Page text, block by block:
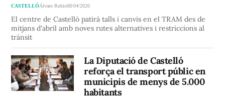
CASTELLÓÁlvaro Rubio08/04/2026
El centre de Castelló patirà talls i canvis en el TRAM des de
mitjans d'abril amb noves rutes alternatives i restriccions al
trànsit
La Diputació de Castelló
reforça el transport públic en
municipis de menys de 5.000
habitants